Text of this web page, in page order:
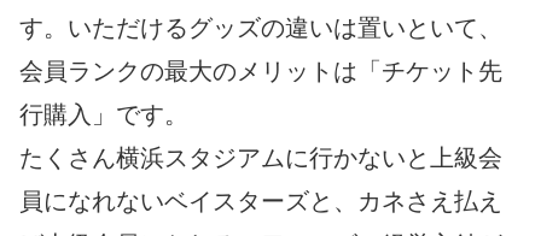
す。いただけるグッズの違いは置いといて、
会員ランクの最大のメリットは「チケット先
行購入」です。
たくさん横浜スタジアムに行かないと上級会
員になれないベイスターズと、カネさえ払え